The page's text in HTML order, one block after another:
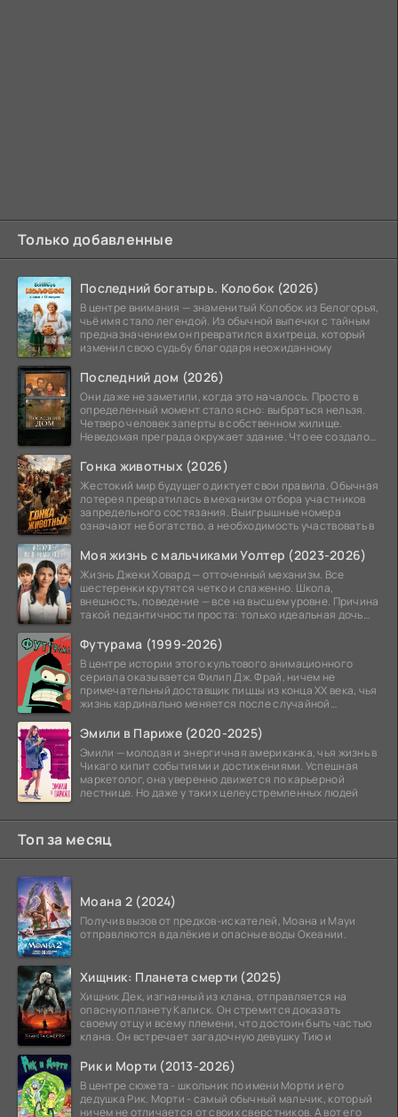
Только добавленные
Последний богатырь. Колобок (2026)
В центре внимания — знаменитый Колобок из Белогорья,
чьё имя стало легендой. Из обычной выпечки с тайным
предназначением он превратился в хитреца, который
изменил свою судьбу благодаря неожиданному
Последний дом (2026)
Они даже не заметили, когда это началось. Просто в
определенный момент стало ясно: выбраться нельзя.
Четверо человек заперты в собственном жилище.
Неведомая преграда окружает здание. Что ее создало
Гонка животных (2026)
Жестокий мир будущего диктует свои правила. Обычная
лотерея превратилась в механизм отбора участников
запредельного состязания. Выигрышные номера
означают не богатство, а необходимость участвовать в
Моя жизнь с мальчиками Уолтер (2023-2026)
Жизнь Джеки Ховард — отточенный механизм. Все
шестеренки крутятся четко и слаженно. Школа,
внешность, поведение — все на высшем уровне. Причина
такой педантичности проста: только идеальная дочь
Футурама (1999-2026)
В центре истории этого культового анимационного
сериала оказывается Филип Дж. Фрай, ничем не
примечательный доставщик пиццы из конца XX века, чья
жизнь кардинально меняется после случайной
Эмили в Париже (2020-2025)
Эмили — молодая и энергичная американка, чья жизнь в
Чикаго кипит событиями и достижениями. Успешная
маркетолог, она уверенно движется по карьерной
лестнице. Но даже у таких целеустремленных людей
Топ за месяц
Моана 2 (2024)
Получив вызов от предков-искателей, Моана и Мауи
отправляются в далёкие и опасные воды Океании.
Хищник: Планета смерти (2025)
Хищник Дек, изгнанный из клана, отправляется на
опасную планету Калиск. Он стремится доказать
своему отцу и всему племени, что достоин быть частью
клана. Он встречает загадочную девушку Тию и
Рик и Морти (2013-2026)
В центре сюжета - школьник по имени Морти и его
дедушка Рик. Морти - самый обычный мальчик, который
ничем не отличается от своих сверстников. А вот его